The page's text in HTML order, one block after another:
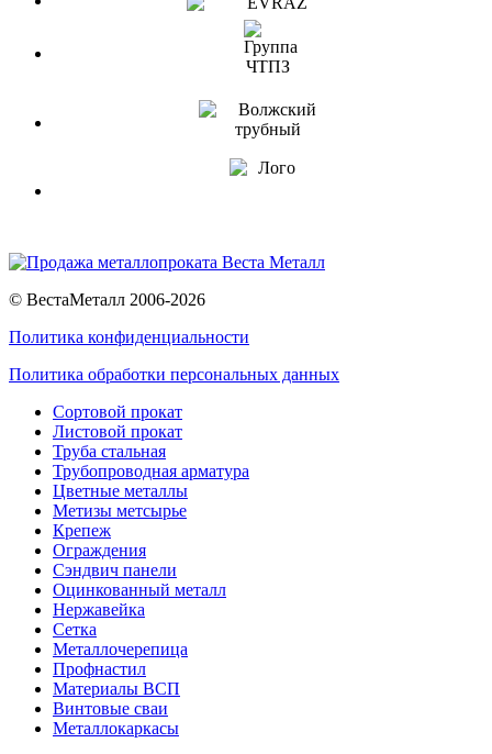
© ВестаМеталл 2006-2026
Политика конфиденциальности
Политика обработки персональных данных
Сортовой прокат
Листовой прокат
Труба стальная
Трубопроводная арматура
Цветные металлы
Метизы метсырье
Крепеж
Ограждения
Сэндвич панели
Оцинкованный металл
Нержавейка
Сетка
Металлочерепица
Профнастил
Материалы ВСП
Винтовые сваи
Металлокаркасы